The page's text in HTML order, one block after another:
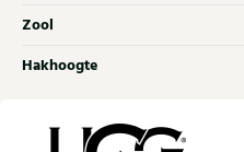
Zool
Hakhoogte